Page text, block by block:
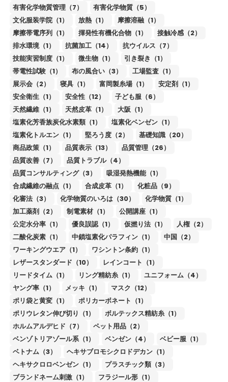
有害化学物質管理（7）
有害化学物質（5）
文化服装学院（1）
放熱（1）
摩擦溶融（1）
摩擦帯電序列（1）
揮発性有機化合物（1）
接触冷感（2）
排水環境（1）
抗菌加工（14）
抗ウイルス（7）
技能実習制度（1）
微生物（1）
引き裂き（1）
帯電性試験（1）
布の風合い（3）
工場監査（1）
展示会（2）
寝具（1） 富岡製糸場（1）
安定剤（1）
安全衛生（1）
安全性（12）
子ども服（6）
天然繊維（1）
天然皮革（1）
大阪（1）
塩素化芳香族炭化水素類（1）
塩素化ベンゼン（1）
塩素化トルエン（1）
堅ろう度（2）
基礎知識（20）
商品政策（1）
品質表示（13）
品質管理（26）
品質改善（7）
品質トラブル（4）
品質コンサルティング（3）
吸湿発熱機能（1）
合成繊維の融点（1）
合成皮革（1）
化粧品（9）
化審法（3）
化学物質のいろは（30）
化学物質（1）
加工薬剤（2）
制電素材（1）
公開講座（1）
公定水分率（1）
優良誤認（1） 仮撚り法（1）
人権（2）
二酸化炭素（1）
中鎖塩素化パラフィン（1）
中国（2）
ワーキングウエア（1）
ワシントン条約（1）
レザースタンダード（10）
レインコート（1）
リードタイム（1）
リング精紡糸（1）
ユニフォーム（4）
ヤング率（1）
メッキ（1）
マスク（12）
ポリ袋と黄変（1）
ポリカーボネート（1）
ポリウレタン伸び切り（1）
ボルテックス精紡糸（1）
ホルムアルデヒド（7）
ペット用品（2）
ベンゾトリアゾール系（1）
ベンゼン（4）
ベビー服（1）
ベトナム（3）
ヘキサブロモシクロドデカン（1）
ヘキサクロロベンゼン（1）
プラスチック類（3）
ブランドネーム刺激（1）
フラジール形（1）